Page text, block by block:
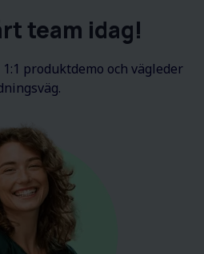
team idag!
produktdemo och vägleder